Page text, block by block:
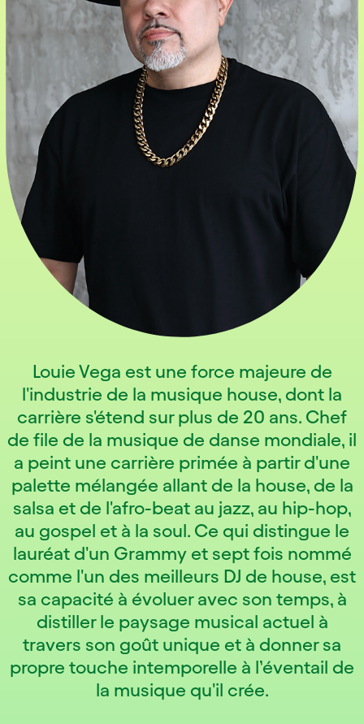
Louie Vega est une force majeure de
l'industrie de la musique house, dont la
carrière s'étend sur plus de 20 ans. Chef
de file de la musique de danse mondiale, il
a peint une carrière primée à partir d'une
palette mélangée allant de la house, de la
salsa et de l'afro-beat au jazz, au hip-hop,
au gospel et à la soul. Ce qui distingue le
lauréat d'un Grammy et sept fois nommé
comme l'un des meilleurs DJ de house, est
sa capacité à évoluer avec son temps, à
distiller le paysage musical actuel à
travers son goût unique et à donner sa
propre touche intemporelle à l’éventail de
la musique qu'il crée.